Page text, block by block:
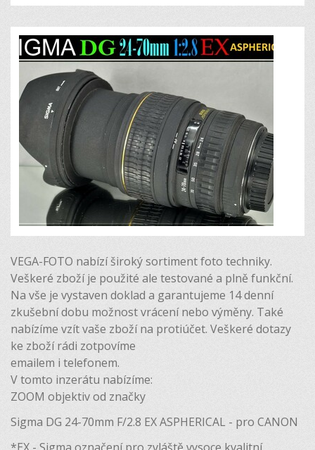
VEGA-FOTO nabízí široký sortiment foto techniky.
Veškeré zboží je použité ale testované a plně funkční.
Na vše je vystaven doklad a garantujeme 14 denní
zkušební dobu možnost vrácení nebo výměny. Také
nabízíme vzít vaše zboží na protiúčet. Veškeré dotazy
ke zboží rádi zotpovíme
emailem i telefonem.
V tomto inzerátu nabízíme:
ZOOM objektiv od značky
Sigma DG 24-70mm F/2.8 EX ASPHERICAL - pro CANON